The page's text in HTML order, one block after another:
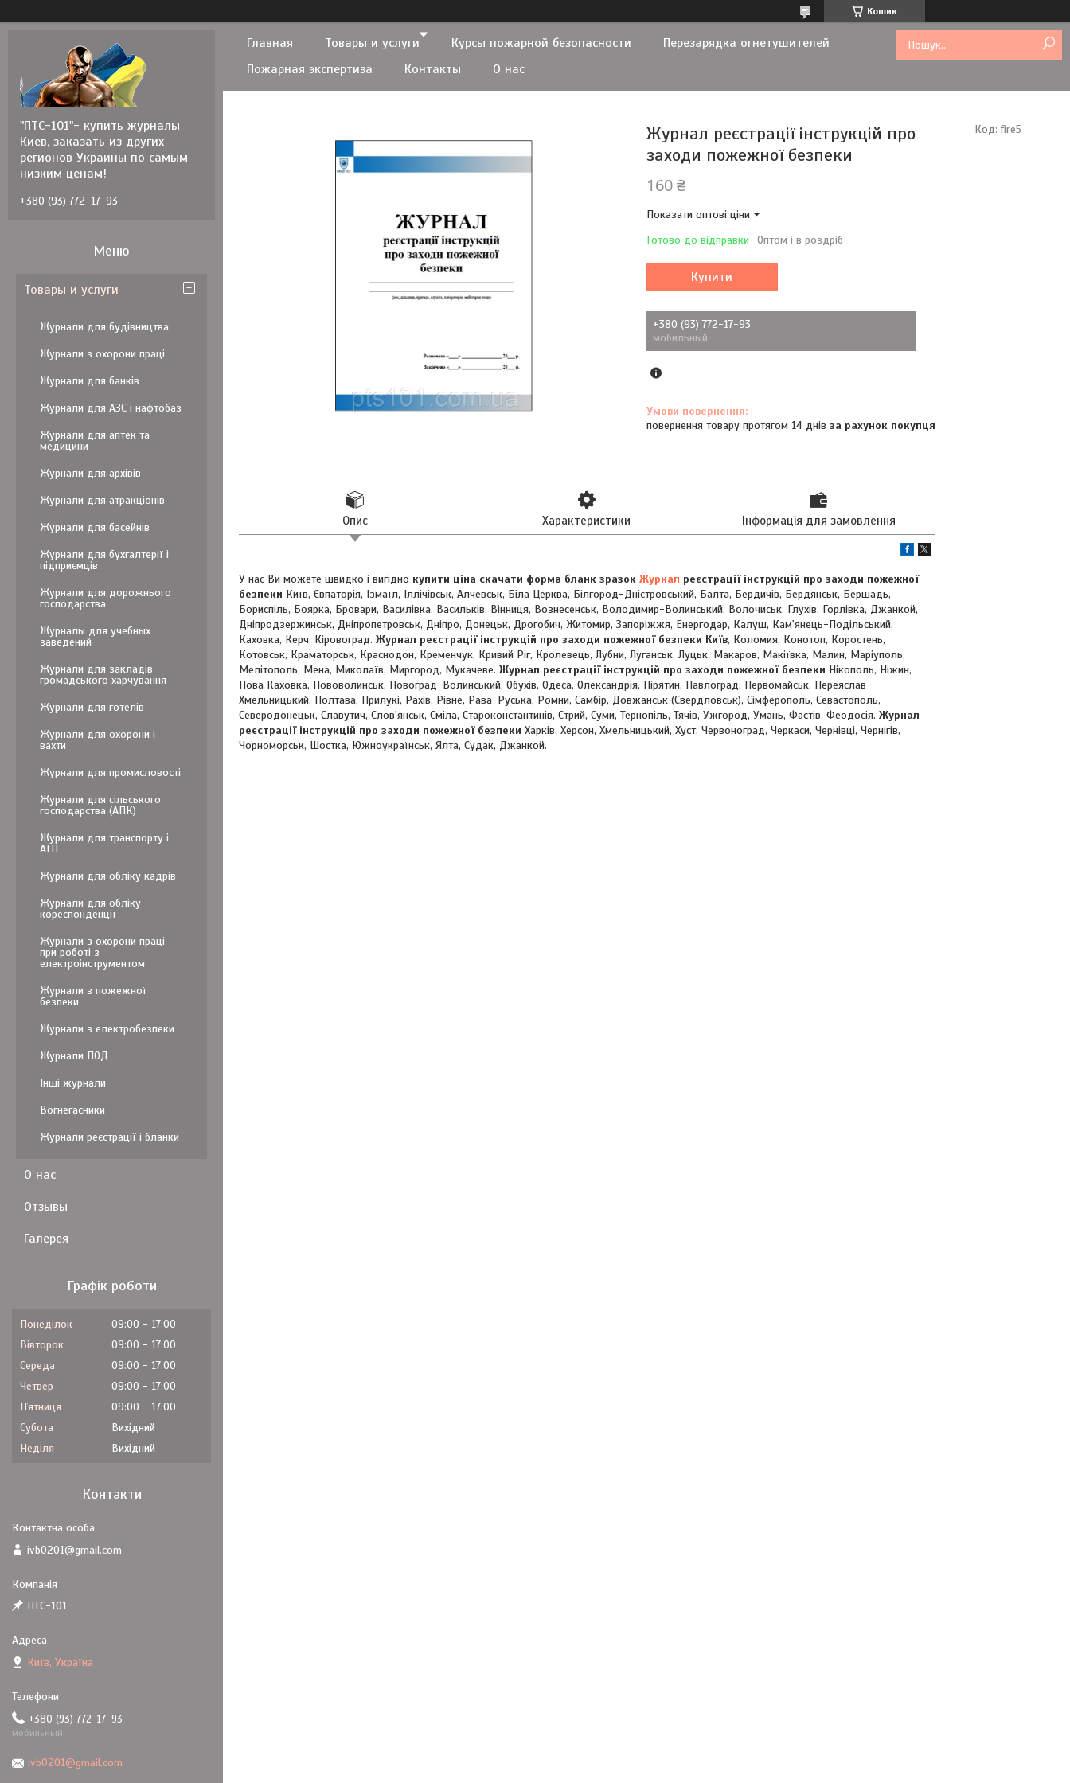
Кошик
Главная Товары и услуги Курсы пожарной безопасности
Перезарядка огнетушителей
Пожарная экспертиза
Контакты О нас
Журнал реєстрації інструкцій про
заходи пожежної безпеки
160 ₴
Показати оптові ціни
Готово до відправки
Оптом і в роздріб
Код:fire5
Купити
+380 (93) 772-17-93
мобильный
повернення товару протягом 14 днів за рахунок покупця
Опис Характеристики Інформація для замовлення
У нас Ви можете швидко і вигідно купити ціна скачати форма бланк зразок Журнал реєстрації інструкцій про заходи пожежної
безпеки Київ, Євпаторія, Ізмаїл, Іллічівськ, Алчевськ, Біла Церква, Білгород-Дністровський, Балта, Бердичів, Бердянськ, Бершадь,
Бориспіль, Боярка, Бровари, Василівка, Васильків, Вінниця, Вознесенськ, Володимир-Волинський, Волочиськ, Глухів, Горлівка, Джанкой,
Дніпродзержинськ, Дніпропетровськ, Дніпро, Донецьк, Дрогобич, Житомир, Запоріжжя, Енергодар, Калуш, Кам'янець-Подільський,
Каховка, Керч, Кіровоград. Журнал реєстрації інструкцій про заходи пожежної безпеки Київ, Коломия, Конотоп, Коростень,
Котовськ, Краматорськ, Краснодон, Кременчук, Кривий Ріг, Кролевець, Лубни, Луганськ, Луцьк, Макаров, Макіївка, Малин, Маріуполь,
Мелітополь, Мена, Миколаїв, Миргород, Мукачеве. Журнал реєстрації інструкцій про заходи пожежної безпеки Нікополь, Ніжин,
Нова Каховка, Нововолинськ, Новоград-Волинський, Обухів, Одеса, Олександрія, Пірятин, Павлоград, Первомайськ, Переяслав-
Хмельницький, Полтава, Прилукі, Рахів, Рівне, Рава-Руська, Ромни, Самбір, Довжанськ (Свердловськ), Сімферополь, Севастополь,
Северодонецьк, Славутич, Слов'янськ, Сміла, Староконстантинів, Стрий, Суми, Тернопіль, Тячів, Ужгород, Умань, Фастів, Феодосія. Журнал
реєстрації інструкцій про заходи пожежної безпеки Харків, Херсон, Хмельницький, Хуст, Червоноград, Черкаси, Чернівці, Чернігів,
Чорноморськ, Шостка, Южноукраїнськ, Ялта, Судак, Джанкой.
"ПТС-101"- купить журналы
Киев, заказать из других
регионов Украины по самым
низким ценам!
+380 (93) 772-17-93
Товары и услуги
Журнали для будівництва
Журнали з охорони праці
Журнали для банків
Журнали для АЗС і нафтобаз
Журнали для аптек та
медицини
Журнали для архівів
Журнали для атракціонів
Журнали для басейнів
Журнали для бухгалтерії і
підприємців
Журнали для дорожнього
господарства
Журналы для учебных
заведений
Журнали для закладів
громадського харчування
Журнали для готелів
Журнали для охорони і
вахти
Журнали для промисловості
Журнали для сільського
господарства (АПК)
Журнали для транспорту і
АТП
Журнали для обліку кадрів
Журнали для обліку
кореспонденції
Журнали з охорони праці
при роботі з
електроінструментом
Журнали з пожежної
безпеки
Журнали з електробезпеки
Журнали ПОД
Інші журнали
Вогнегасники
Журнали реєстрації і бланки
О нас
Отзывы
Галерея
Графік роботи
Понеділок 09:00
17:00
Вівторок
09:00
17:00
Середа
09:00
17:00
Четвер
09:00
17:00
Пʼятниця
09:00
17:00
Субота
Вихідний
Неділя
Вихідний
Контакти
ivb0201@gmail.com
ПТС-101
Київ, Україна
+380 (93) 772-17-93
мобильный
ivb0201@gmail.com